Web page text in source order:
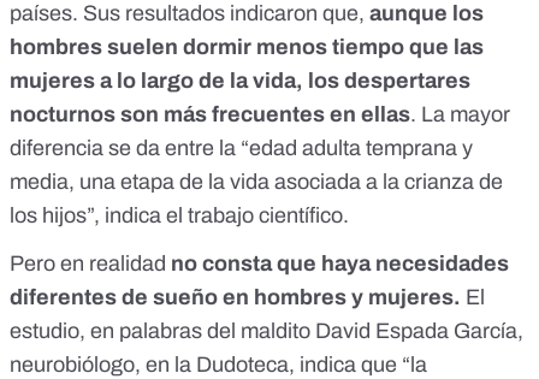
países. Sus resultados indicaron que, aunque los
hombres suelen dormir menos tiempo que las
mujeres a lo largo de la vida, los despertares
nocturnos son más frecuentes en ellas. La mayor
diferencia se da entre la “edad adulta temprana y
media, una etapa de la vida asociada a la crianza de
los hijos”, indica el trabajo científico.
Pero en realidad no consta que haya necesidades
diferentes de sueño en hombres y mujeres. El
estudio, en palabras del maldito David Espada García,
neurobiólogo, en la Dudoteca, indica que “la